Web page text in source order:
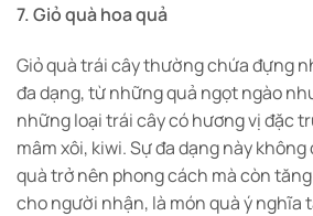
7. Giỏ quà hoa quả
Giỏ quà trái cây thường chứa đựng
đa dạng, từ những quả ngọt ngào
những loại trái cây có hương vị đặc
mâm xôi, kiwi. Sự đa dạng này
quà trở nên phong cách mà còn
cho người nhận, là món quà ý nghĩa